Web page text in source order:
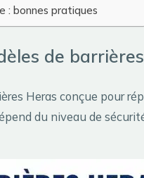
: bonnes pratiques
de
Heras conçue pour
du niveau de